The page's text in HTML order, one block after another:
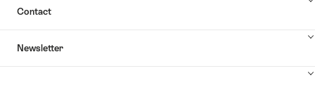
Contact
Newsletter